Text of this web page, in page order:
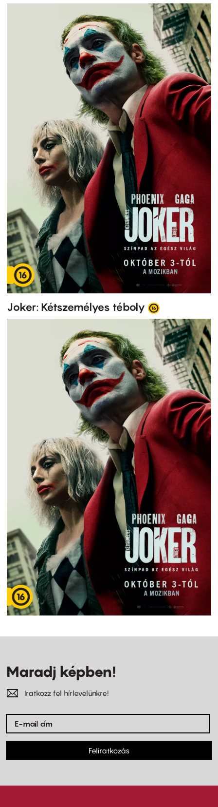
Joker: Kétszemélyes téboly
Maradj képben!
Iratkozz fel hírlevelünkre!
Feliratkozás